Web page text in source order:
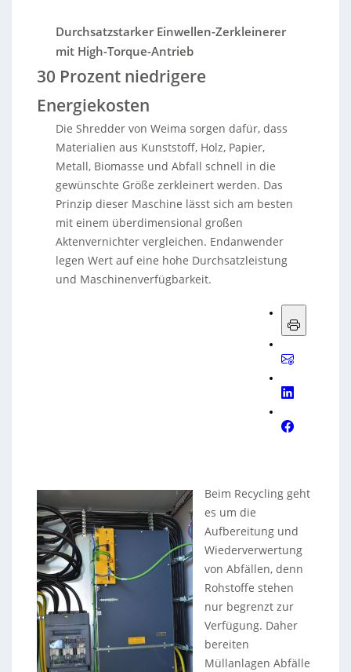
Durchsatzstarker Einwellen-Zerkleinerer
mit High-Torque-Antrieb
30 Prozent niedrigere
Energiekosten
Die Shredder von Weima sorgen dafür, dass
Materialien aus Kunststoff, Holz, Papier,
Metall, Biomasse und Abfall schnell in die
gewünschte Größe zerkleinert werden. Das
Prinzip dieser Maschine lässt sich am besten
mit einem überdimensional großen
Aktenvernichter vergleichen. Endanwender
legen Wert auf eine hohe Durchsatzleistung
und Maschinenverfügbarkeit.
Beim Recycling geht
es um die
Aufbereitung und
Wiederverwertung
von Abfällen, denn
Rohstoffe stehen
nur begrenzt zur
Verfügung. Daher
bereiten
Müllanlagen Abfälle